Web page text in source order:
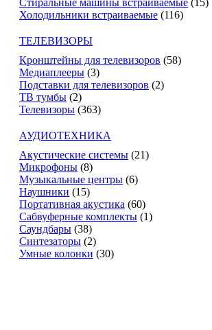
Стиральные машины встраиваемые (15)
Холодильники встраиваемые (116)
ТЕЛЕВИЗОРЫ
Кронштейны для телевизоров (58)
Медиаплееры (3)
Подставки для телевизоров (2)
ТВ тумбы (2)
Телевизоры (363)
АУДИОТЕХНИКА
Акустические системы (21)
Микрофоны (8)
Музыкальные центры (6)
Наушники (15)
Портативная акустика (60)
Сабвуферные комплекты (1)
Саундбары (38)
Синтезаторы (2)
Умные колонки (30)